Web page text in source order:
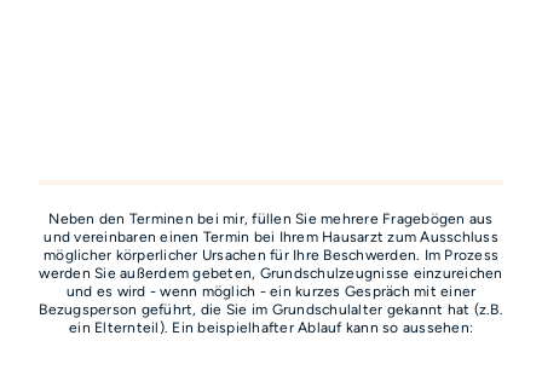
Neben den Terminen bei mir, füllen Sie mehrere Fragebögen aus
und vereinbaren einen Termin bei Ihrem Hausarzt zum Ausschluss
möglicher körperlicher Ursachen für Ihre Beschwerden. Im Prozess
werden Sie außerdem gebeten, Grundschulzeugnisse einzureichen
und es wird - wenn möglich - ein kurzes Gespräch mit einer
Bezugsperson geführt, die Sie im Grundschulalter gekannt hat (z.B.
ein Elternteil). Ein beispielhafter Ablauf kann so aussehen: